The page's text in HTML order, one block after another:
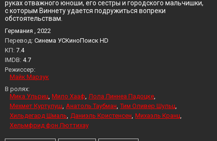
руках отважного юноши, его сестры и городского мальчишки,
с которым Виннету удается подружиться вопреки
обстоятельствам.
Германия , 2022
Перевод: Синема УСКиноПоиск HD
KП: 7.4
IMDB: 4.7
Режиссер:
Майк Марзук
В ролях:
Мика Ульриц Мило Хааф Лола Линнеа Падоцке
Мехмет Куртулуш Анатоль Таубман Тим Оливер Шульц
Хильдегард Шмаль Даниэль Кристенсен Михаэль Кранц
Хельмфрид фон Люттихау